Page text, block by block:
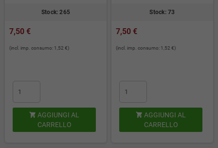
Stock: 265
7,50 €
(incl. imp. consumo: 1,52 €)
 AGGIUNGI AL
CARRELLO
Stock: 73
7,50 €
(incl. imp. consumo: 1,52 €)
 AGGIUNGI AL
CARRELLO